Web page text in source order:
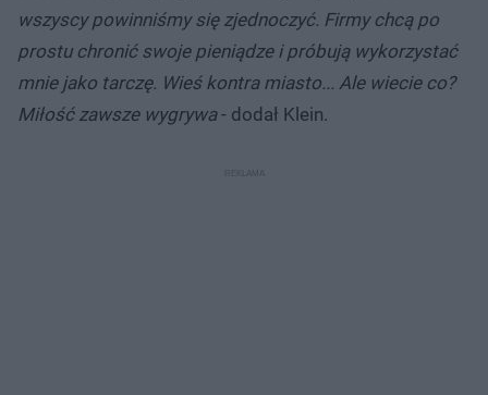
wszyscy powinniśmy się zjednoczyć. Firmy chcą po
prostu chronić swoje pieniądze i próbują wykorzystać
mnie jako tarczę. Wieś kontra miasto... Ale wiecie co?
Miłość zawsze wygrywa- dodał Klein.